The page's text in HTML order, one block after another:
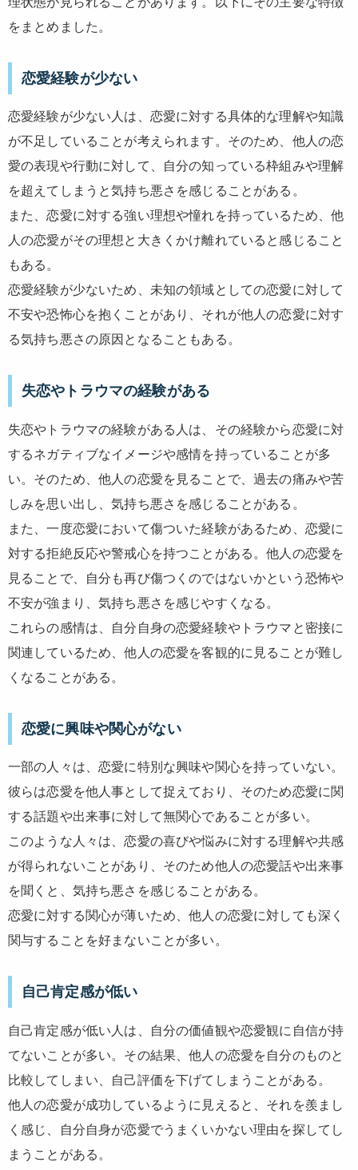
をまとめました。
恋愛経験が少ない
恋愛経験が少ない人は、恋愛に対する具体的な理解や知識
が不足していることが考えられます。そのため、他人の恋
愛の表現や行動に対して、自分の知っている枠組みや理解
を超えてしまうと気持ち悪さを感じることがある。
また、恋愛に対する強い理想や憧れを持っているため、他
人の恋愛がその理想と大きくかけ離れていると感じること
もある。
恋愛経験が少ないため、未知の領域としての恋愛に対して
不安や恐怖心を抱くことがあり、それが他人の恋愛に対す
る気持ち悪さの原因となることもある。
失恋やトラウマの経験がある
失恋やトラウマの経験がある人は、その経験から恋愛に対
するネガティブなイメージや感情を持っていることが多
い。そのため、他人の恋愛を見ることで、過去の痛みや苦
しみを思い出し、気持ち悪さを感じることがある。
また、一度恋愛において傷ついた経験があるため、恋愛に
対する拒絶反応や警戒心を持つことがある。他人の恋愛を
見ることで、自分も再び傷つくのではないかという恐怖や
不安が強まり、気持ち悪さを感じやすくなる。
これらの感情は、自分自身の恋愛経験やトラウマと密接に
関連しているため、他人の恋愛を客観的に見ることが難し
くなることがある。
恋愛に興味や関心がない
一部の人々は、恋愛に特別な興味や関心を持っていない。
彼らは恋愛を他人事として捉えており、そのため恋愛に関
する話題や出来事に対して無関心であることが多い。
このような人々は、恋愛の喜びや悩みに対する理解や共感
が得られないことがあり、そのため他人の恋愛話や出来事
を聞くと、気持ち悪さを感じることがある。
恋愛に対する関心が薄いため、他人の恋愛に対しても深く
関与することを好まないことが多い。
自己肯定感が低い
自己肯定感が低い人は、自分の価値観や恋愛観に自信が持
てないことが多い。その結果、他人の恋愛を自分のものと
比較してしまい、自己評価を下げてしまうことがある。
他人の恋愛が成功しているように見えると、それを羨まし
く感じ、自分自身が恋愛でうまくいかない理由を探してし
まうことがある。